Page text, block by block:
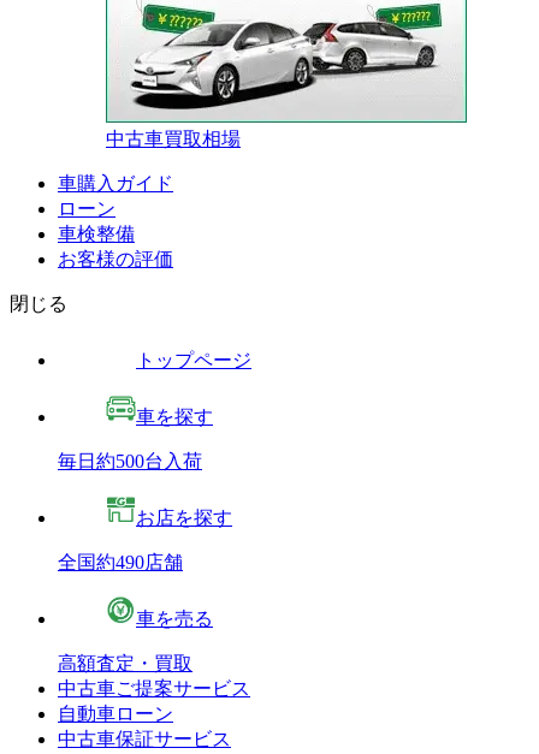
中古車買取相場
車購入ガイド
ローン
車検整備
お客様の評価
閉じる
トップページ
車を探す
毎日約500台入荷
お店を探す
全国約490店舗
車を売る
高額査定・買取
中古車ご提案サービス
自動車ローン
中古車保証サービス